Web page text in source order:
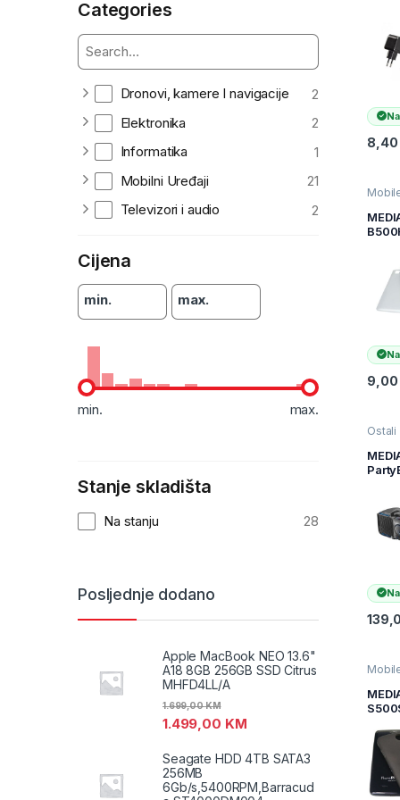
8,40
B500
9,00
Ostali
i
pribor
crna
za
S500
Categories
Dronovi, kamere I navigacije
2
Elektronika
2
Informatika
1
Mobilni Uređaji
21
Televizori i audio
2
Cijena
min. max.
min. max.
Stanje skladišta
Na stanju 28
Posljednje dodano
Apple MacBook NEO 13.6"
A18 8GB 256GB SSD Citrus
MHFD4LL/A
1.499,00 KM
1.699,00KM
Seagate HDD 4TB SATA3
256MB
6Gb/s,5400RPM,Barracud